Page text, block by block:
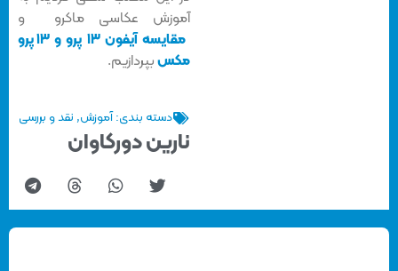
آموزش عکاسی ماکرو و
مقایسه آیفون ۱۳ پرو و ۱۳ پرو
مکسبپردازیم.
دسته بندی: آموزش,نقد و بررسی
نارین دورکاوان